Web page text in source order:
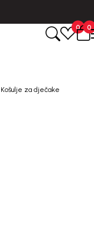
0 0
Košulje za dječake